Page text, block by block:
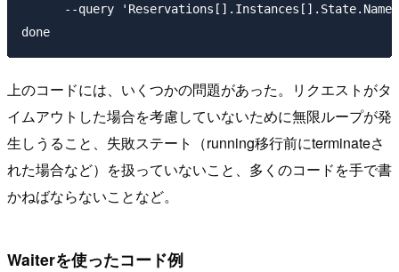
--query
上のコードには、いくつかの問題があった。リクエストがタ
イムアウトした場合を考慮していないために無限ループが発
生しうること、失敗ステート（running移行前にterminateさ
れた場合など）を扱っていないこと、多くのコードを手で書
かねばならないことなど。
Waiterを使ったコード例